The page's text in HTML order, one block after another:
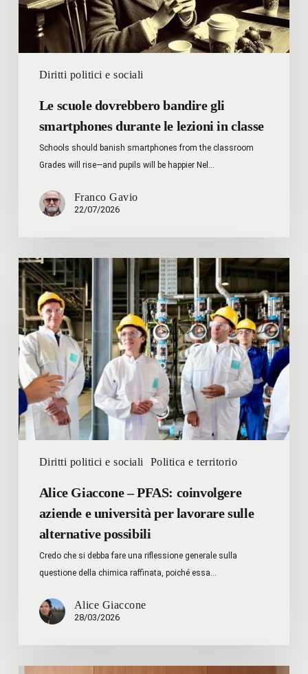
Diritti politici e sociali
in
classe
Le scuole dovrebbero bandire gli
smartphones durante le lezioni in classe
Schools should banish smartphones from the classroom
Grades will rise—and pupils will be happier Nel…
Franco Gavio
22/07/2026
Diritti politici e sociali Politica e territorio
Alice
Giaccone
–
PFAS:
coinvolgere
aziende
e
università
per
lavorare
sulle
Alice Giaccone – PFAS: coinvolgere
aziende e università per lavorare sulle
alternative possibili
Credo che si debba fare una riflessione generale sulla
questione della chimica raffinata, poiché essa…
Alice Giaccone
28/03/2026